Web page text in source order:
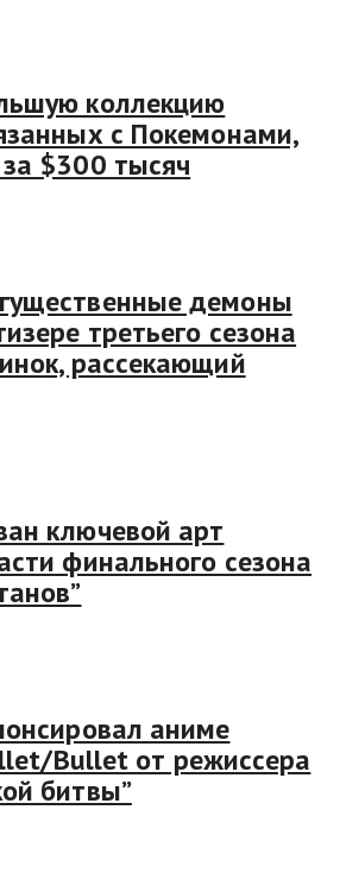
коллекцию
с Покемонами,
$300 тысяч
демоны
третьего сезона
рассекающий
ключевой арт
финального сезона
аниме
Bullet от режиссера
битвы”